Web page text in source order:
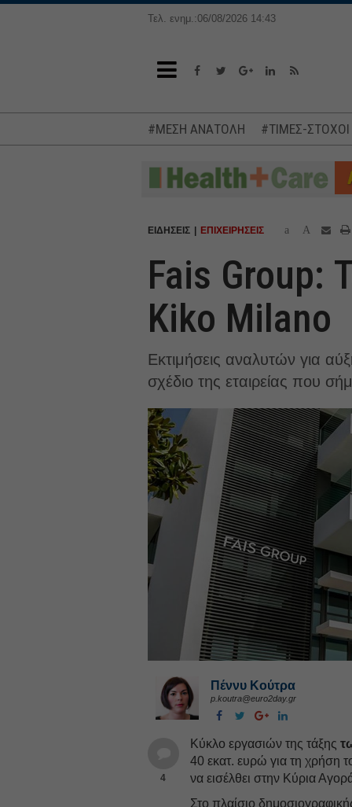
Τελ. ενημ.:06/08/2026 14:43
#ΜΕΣΗ ΑΝΑΤΟΛΗ #ΤΙΜΕΣ-
ΕΙΔΗΣΕΙΣ ΕΠΙΧΕΙΡΗΣΕΙΣ a A
Fais Group:
Kiko Milano
Εκτιμήσεις αναλυτών για
σχέδιο της εταιρείας που
Πέννυ Κούτρα
p.koutra@euro2day.gr
4
Κύκλο εργασιών της τάξης
40 εκατ. ευρώ για τη χρήση
να εισέλθει στην Κύρια
Στο πλαίσιο